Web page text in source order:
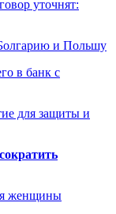
уточнят:
и Польшу
в банк с
для защиты и
женщины